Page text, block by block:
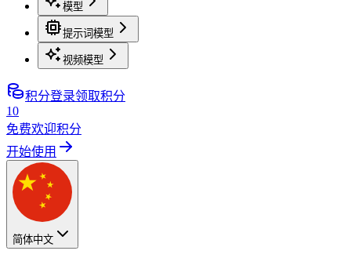
模型
提示词模型
视频模型
积分登录领取积分
10
免费欢迎积分
开始使用
简体中文